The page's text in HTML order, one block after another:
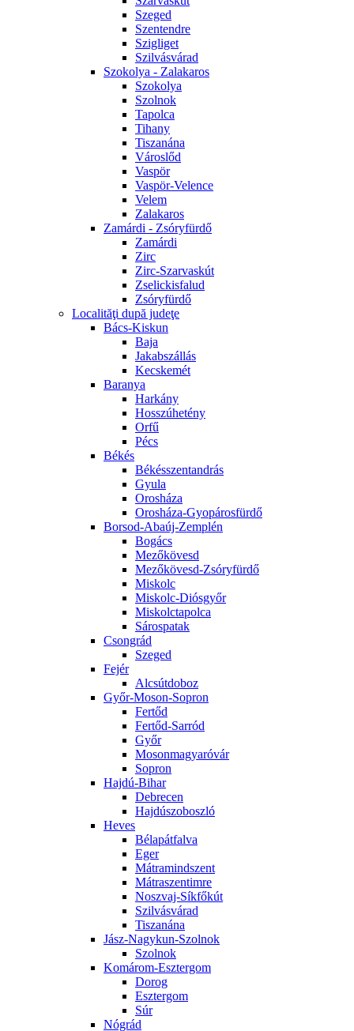
Szeged
Szentendre
Szigliget
Szilvásvárad
Szokolya - Zalakaros
Szokolya
Szolnok
Tapolca
Tihany
Tiszanána
Városlőd
Vaspör
Vaspör-Velence
Velem
Zalakaros
Zamárdi - Zsóryfürdő
Zamárdi
Zirc
Zirc-Szarvaskút
Zselickisfalud
Zsóryfürdő
Localităţi după judeţe
Bács-Kiskun
Baja
Jakabszállás
Kecskemét
Baranya
Harkány
Hosszúhetény
Orfű
Pécs
Békés
Békésszentandrás
Gyula
Orosháza
Orosháza-Gyopárosfürdő
Borsod-Abaúj-Zemplén
Bogács
Mezőkövesd
Mezőkövesd-Zsóryfürdő
Miskolc
Miskolc-Diósgyőr
Miskolctapolca
Sárospatak
Csongrád
Szeged
Fejér
Alcsútdoboz
Győr-Moson-Sopron
Fertőd
Fertőd-Sarród
Győr
Mosonmagyaróvár
Sopron
Hajdú-Bihar
Debrecen
Hajdúszoboszló
Heves
Bélapátfalva
Eger
Mátramindszent
Mátraszentimre
Noszvaj-Síkfőkút
Szilvásvárad
Tiszanána
Jász-Nagykun-Szolnok
Szolnok
Komárom-Esztergom
Dorog
Esztergom
Súr
Nógrád